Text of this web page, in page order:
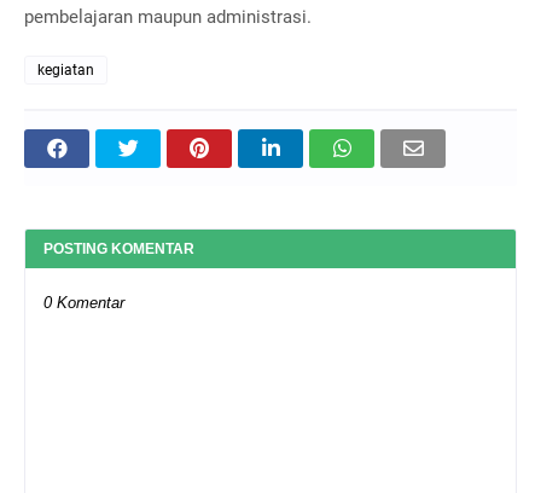
pembelajaran maupun administrasi.
kegiatan
POSTING KOMENTAR
0 Komentar